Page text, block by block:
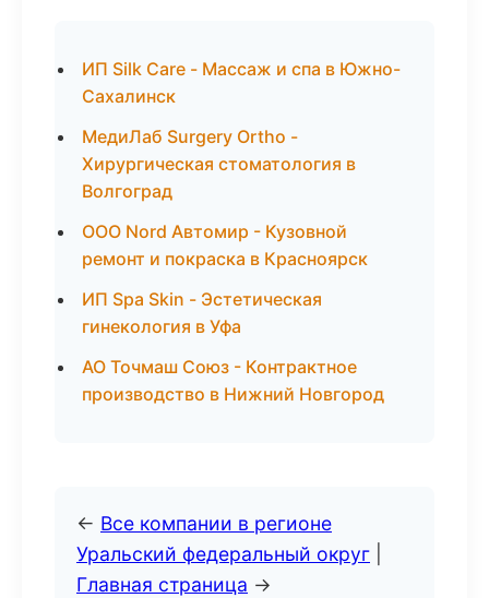
ИП Silk Care - Массаж и спа в Южно-
Сахалинск
МедиЛаб Surgery Ortho -
Хирургическая стоматология в
Волгоград
ООО Nord Автомир - Кузовной
ремонт и покраска в Красноярск
ИП Spa Skin - Эстетическая
гинекология в Уфа
АО Точмаш Союз - Контрактное
производство в Нижний Новгород
← Все компании в регионе
Уральский федеральный округ
Главная страница →